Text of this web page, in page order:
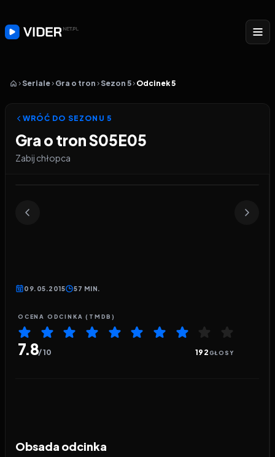
Seriale Gra o tron Sezon 5 Odcinek 5
WRÓĆ DO SEZONU 5
Gra o tron S05E05
Zabij chłopca
09.05.2015 57 MIN.
OCENA ODCINKA (TMDB)
7.8/ 10 192GŁOSY
Obsada odcinka